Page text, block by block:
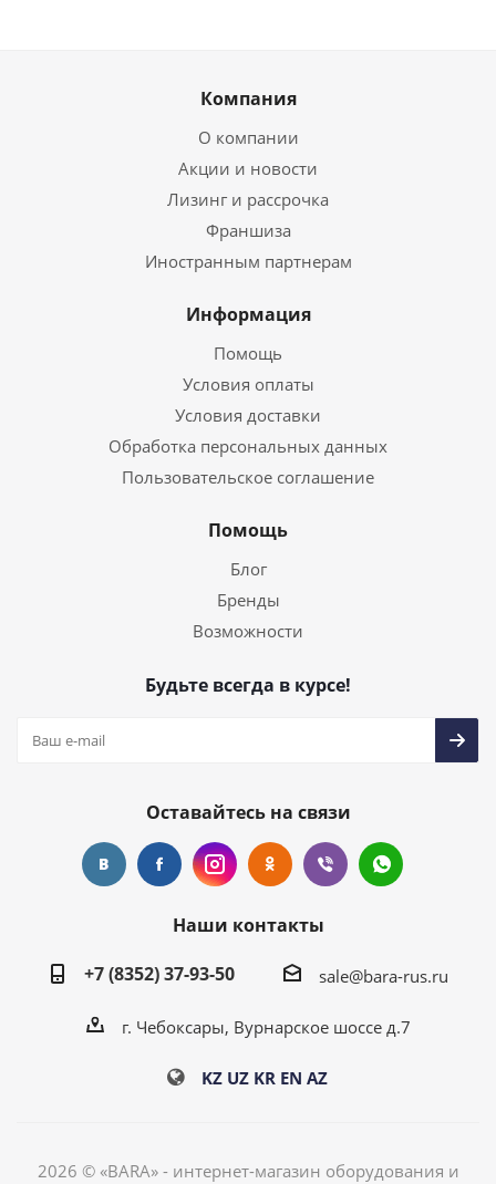
Компания
О компании
Акции и новости
Лизинг и рассрочка
Франшиза
Иностранным партнерам
Информация
Помощь
Условия оплаты
Условия доставки
Обработка персональных данных
Пользовательское соглашение
Помощь
Блог
Бренды
Возможности
Будьте всегда в курсе!
Оставайтесь на связи
Наши контакты
+7 (8352) 37-93-50
sale@bara-rus.ru
г. Чебоксары, Вурнарское шоссе д.7
KZ UZ KR EN AZ
2026 © «BARA» - интернет-магазин оборудования и